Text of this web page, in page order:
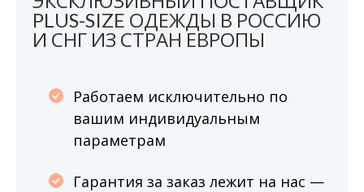
PLUS-SIZE ОДЕЖДЫ В РОССИЮ
И СНГ ИЗ СТРАН ЕВРОПЫ
Работаем исключительно по
вашим индивидуальным
параметрам
Гарантия за заказ лежит на нас —